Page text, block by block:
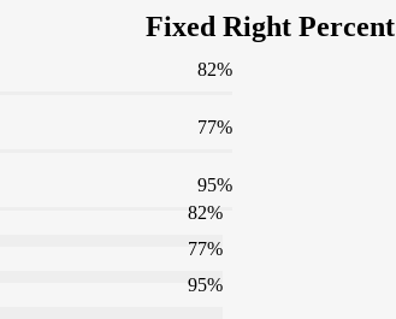
Fixed Right Percent
82%
77%
95%
82%
77%
95%